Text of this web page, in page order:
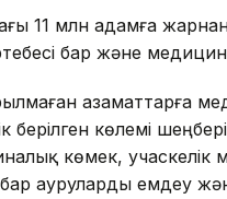
11 млн адамға
бар және
азаматтарға
көлемі
көмек,
ауруларды емдеу